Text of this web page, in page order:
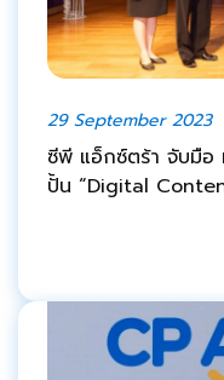
29 September 2023
ซีพี แอ็กซ์ตร้า จับมือ
ปั้น “Digital